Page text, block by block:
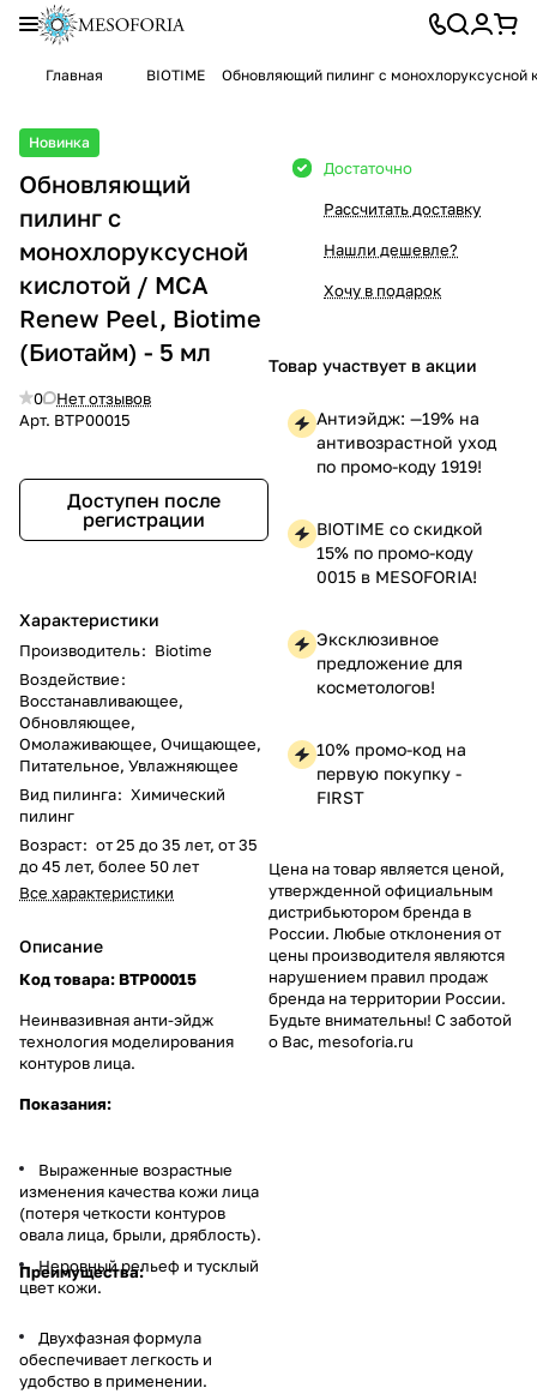
Главная BIOTIME Обновляющий пилинг с монохлоруксусной
Новинка
Обновляющий
пилинг с
монохлоруксусной
кислотой / MCA
Renew Peel, Biotime
(Биотайм) - 5 мл
0
Нет отзывов
Арт. BTP00015
Доступен после
регистрации
Характеристики
Производитель: Biotime
Воздействие:
Восстанавливающее,
Обновляющее,
Омолаживающее, Очищающее,
Питательное, Увлажняющее
Вид пилинга: Химический
пилинг
Возраст: от 25 до 35 лет, от 35
до 45 лет, более 50 лет
Все характеристики
Описание
Код товара: BTP00015
Неинвазивная анти-эйдж
технология моделирования
контуров лица.
Показания:
Выраженные возрастные
изменения качества кожи лица
(потеря четкости контуров
овала лица, брыли, дряблость).
Неровный рельеф и тусклый
цвет кожи.
Преимущества:
Двухфазная формула
обеспечивает легкость и
удобство в применении.
Достаточно
Рассчитать доставку
Нашли дешевле?
Хочу в подарок
Товар участвует в акции
Антиэйдж: —19% на
антивозрастной уход
по промо-коду 1919!
BIOTIME со скидкой
15% по промо-коду
0015 в MESOFORIA!
Эксклюзивное
предложение для
косметологов!
10% промо-код на
первую покупку -
FIRST
Цена на товар является ценой,
утвержденной официальным
дистрибьютором бренда в
России. Любые отклонения от
цены производителя являются
нарушением правил продаж
бренда на территории России.
Будьте внимательны! С заботой
о Вас, mesoforia.ru